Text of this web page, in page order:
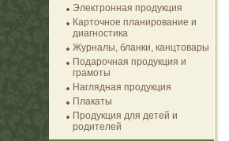
Электронная продукция
Карточное планирование и
диагностика
Журналы, бланки, канцтовары
Подарочная продукция и
грамоты
Наглядная продукция
Плакаты
Продукция для детей и
родителей